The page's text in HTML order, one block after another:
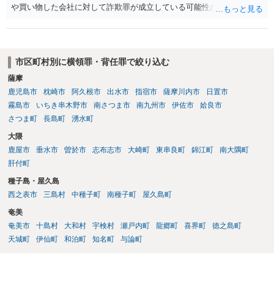
や買い物した会社に対して詐欺罪が成立している可能性があります。
質問３は弁護士と相談して弁護士にして貰うと良いかと思います。弁
かと思います。ご参考にしてください。
市区町村別に横領罪・背任罪で絞り込む
薩摩
鹿児島市
枕崎市 阿久根市 出水市 指宿市 薩摩川内市
日置市
霧島市
いちき串木野市 南さつま市 南九州市 伊佐市
姶良市
さつま町
長島町 湧水町
大隈
鹿屋市
垂水市 曽於市 志布志市 大崎町 東串良町 錦江町
南大隅町
肝付町
種子島・屋久島
西之表市
三島村 中種子町 南種子町 屋久島町
奄美
奄美市
十島村 大和村 宇検村 瀬戸内町 龍郷町 喜界町
徳之島町
天城町
伊仙町 和泊町 知名町 与論町